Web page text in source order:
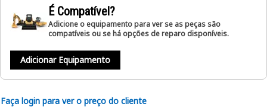
É Compatível?
Adicione o equipamento para ver se as peças são
compatíveis ou se há opções de reparo disponíveis.
Adicionar Equipamento
Faça login para ver o preço do cliente